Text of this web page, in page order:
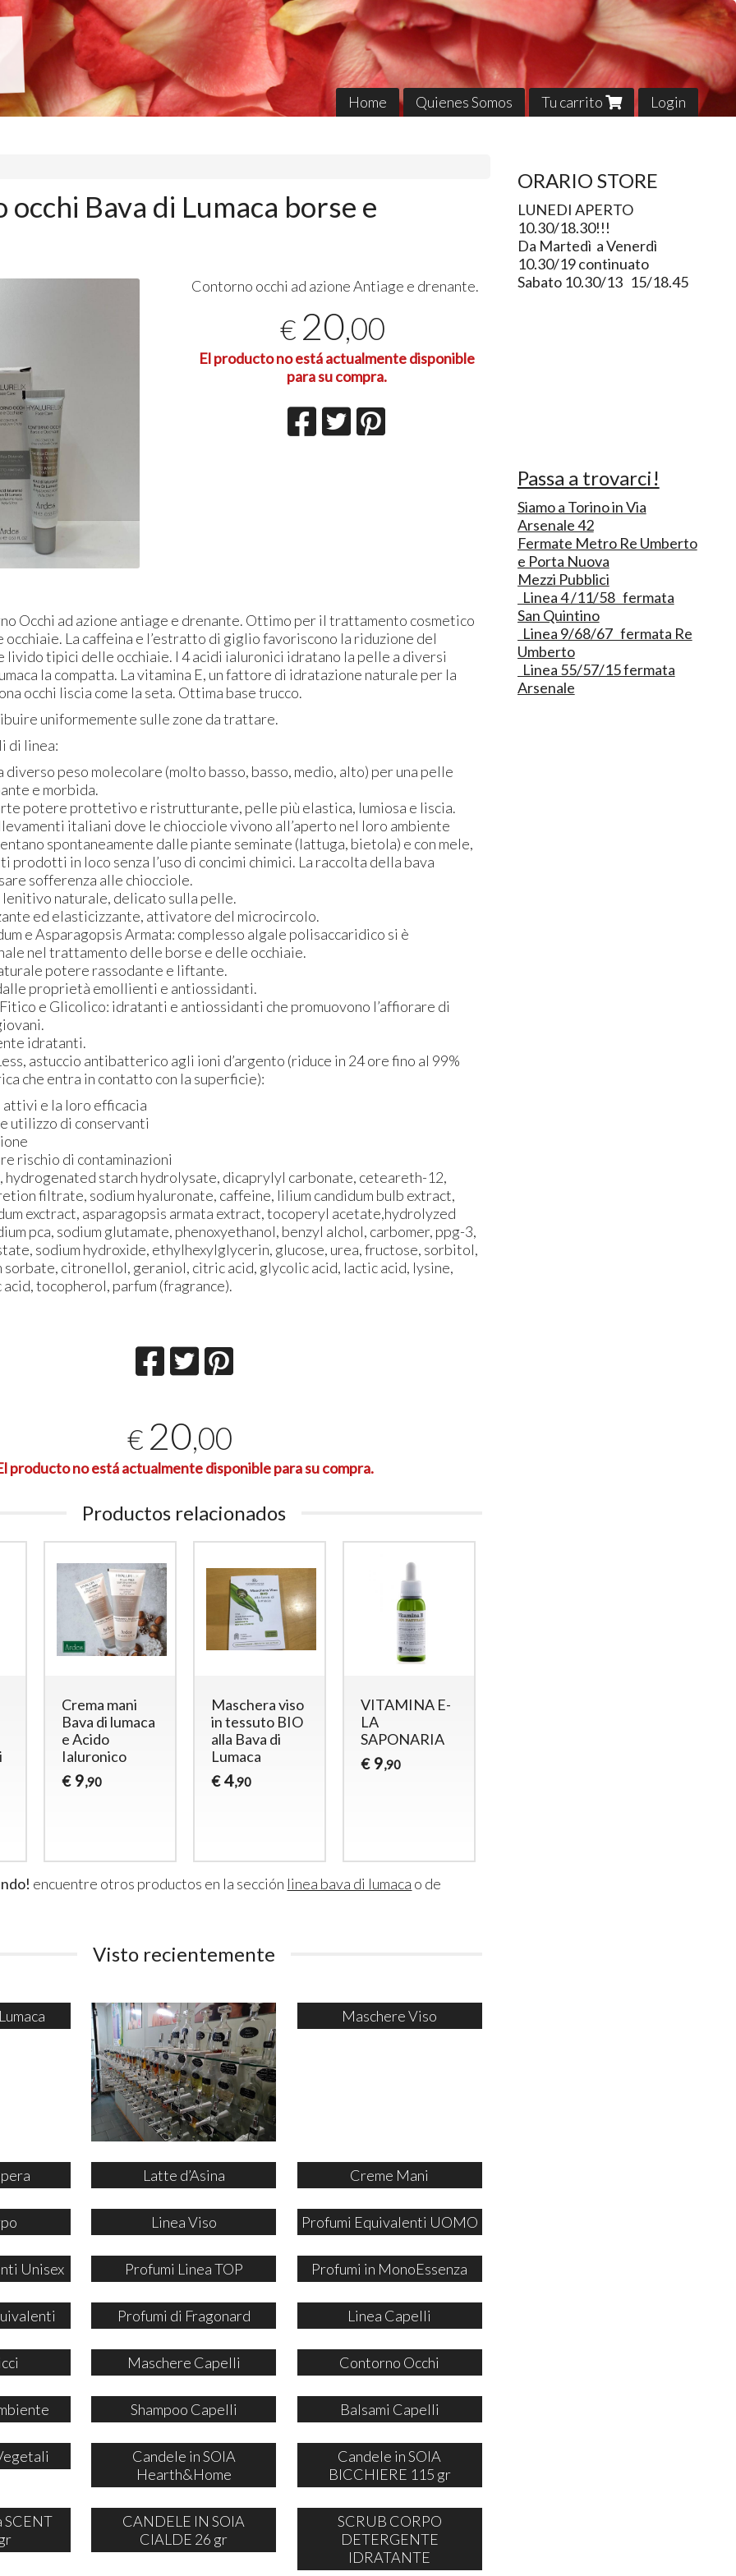
Home Quienes Somos Tu carrito Login
Bava di Lumaca borse e
Contorno occhi ad azione Antiage e drenante.
€ 20,00
El producto no está actualmente disponible
para su compra.
Occhi ad azione antiage e drenante. Ottimo per il trattamento cosmetico
La caffeina e l’estratto di giglio favoriscono la riduzione del
livido tipici delle occhiaie. I 4 acidi ialuronici idratano la pelle a diversi
la compatta. La vitamina E, un fattore di idratazione naturale per la
occhi liscia come la seta. Ottima base trucco.
uniformemente sulle zone da trattare.
di linea:
diverso peso molecolare (molto basso, basso, medio, alto) per una pelle
e morbida.
potere prottetivo e ristrutturante, pelle più elastica, lumiosa e liscia.
italiani dove le chiocciole vivono all’aperto nel loro ambiente
spontaneamente dalle piante seminate (lattuga, bietola) e con mele,
prodotti in loco senza l’uso di concimi chimici. La raccolta della bava
sofferenza alle chiocciole.
naturale, delicato sulla pelle.
ed elasticizzante, attivatore del microcircolo.
e Asparagopsis Armata: complesso algale polisaccaridico si è
nel trattamento delle borse e delle occhiaie.
potere rassodante e liftante.
proprietà emollienti e antiossidanti.
e Glicolico: idratanti e antiossidanti che promuovono l’affiorare di
idratanti.
astuccio antibatterico agli ioni d’argento (riduce in 24 ore fino al 99%
che entra in contatto con la superficie):
e la loro efficacia
utilizzo di conservanti
rischio di contaminazioni
hydrogenated starch hydrolysate, dicaprylyl carbonate, ceteareth-12,
filtrate, sodium hyaluronate, caffeine, lilium candidum bulb extract,
exctract, asparagopsis armata extract, tocoperyl acetate,hydrolyzed
pca, sodium glutamate, phenoxyethanol, benzyl alchol, carbomer, ppg-3,
sodium hydroxide, ethylhexylglycerin, glucose, urea, fructose, sorbitol,
sorbate, citronellol, geraniol, citric acid, glycolic acid, lactic acid, lysine,
tocopherol, parfum (fragrance).
€ 20,00
producto no está actualmente disponible para su compra.
Productos relacionados
Crema mani
Bava di lumaca
e Acido
Ialuronico
€ 9,90
Maschera viso
in tessuto BIO
alla Bava di
Lumaca
€ 4,90
VITAMINA E-
LA
SAPONARIA
€ 9,90
encuentre otros productos en la sección linea bava di lumaca o de
Visto recientemente
Maschere Viso
Latte d’Asina Creme Mani
Linea Viso Profumi Equivalenti UOMO
Unisex Profumi Linea TOP Profumi in MonoEssenza
Profumi di Fragonard Linea Capelli
Maschere Capelli Contorno Occhi
Shampoo Capelli Balsami Capelli
Candele in SOIA
Hearth&Home
Candele in SOIA
BICCHIERE 115 gr
SCENT
CANDELE IN SOIA
CIALDE 26 gr
SCRUB CORPO
DETERGENTE
IDRATANTE
ORARIO STORE
LUNEDI APERTO
10.30/18.30!!!
Da Martedì a Venerdì
10.30/19 continuato
Sabato 10.30/13 15/18.45
Passa a trovarci!
Siamo a Torino in Via
Arsenale 42
Fermate Metro Re Umberto
e Porta Nuova
Mezzi Pubblici
Linea 4 /11/58 fermata
San Quintino
Linea 9/68/67 fermata Re
Umberto
Linea 55/57/15 fermata
Arsenale